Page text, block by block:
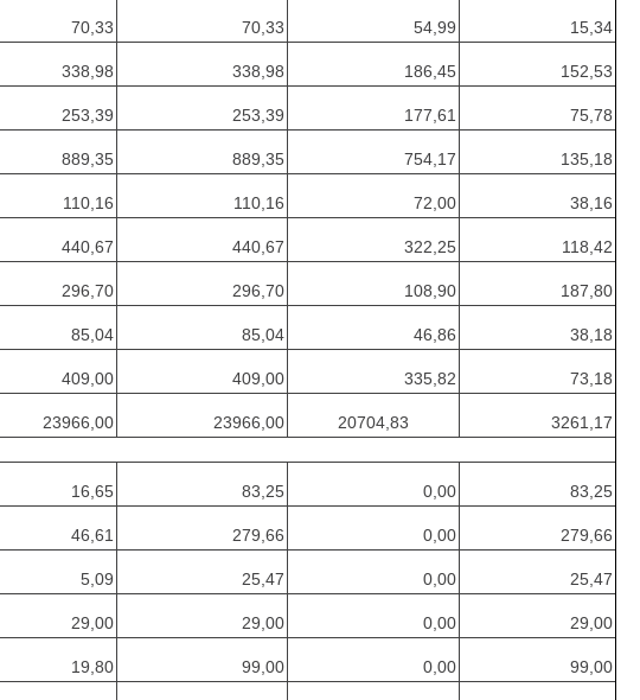
70,33 70,33 54,99
15,34
338,98 338,98 186,45
152,53
253,39 253,39 177,61
75,78
889,35 889,35 754,17
135,18
110,16 110,16 72,00
38,16
440,67 440,67 322,25
118,42
296,70 296,70 108,90
187,80
85,04 85,04 46,86
38,18
409,00 409,00 335,82 73,18
23966,00 23966,00 20704,83
3261,17
16,65 83,25 0,00
83,25
46,61 279,66 0,00
279,66
5,09 25,47 0,00
25,47
29,00 29,00 0,00
29,00
19,80 99,00 0,00
99,00